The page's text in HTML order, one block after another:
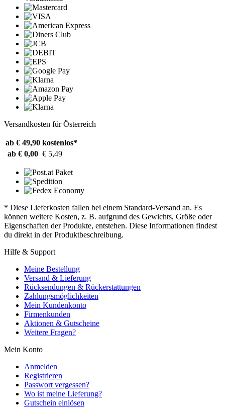
Versandkosten für Österreich
ab € 49,90 kostenlos*
ab € 0,00 € 5,49
* Diese Lieferkosten fallen bei einem Standard-Versand an. Es
können weitere Kosten, z. B. aufgrund des Gewichts, Größe oder
Eigenschaften der Produkte, entstehen. Diese Informationen findest
du direkt in der Produktbeschreibung.
Hilfe & Support
Meine Bestellung
Versand & Lieferung
Rücksendungen & Rückerstattungen
Zahlungsmöglichkeiten
Mein Kundenkonto
Firmenkunden
Aktionen & Gutscheine
Weitere Fragen?
Mein Konto
Anmelden
Registrieren
Passwort vergessen?
Wo ist meine Lieferung?
Gutschein einlösen